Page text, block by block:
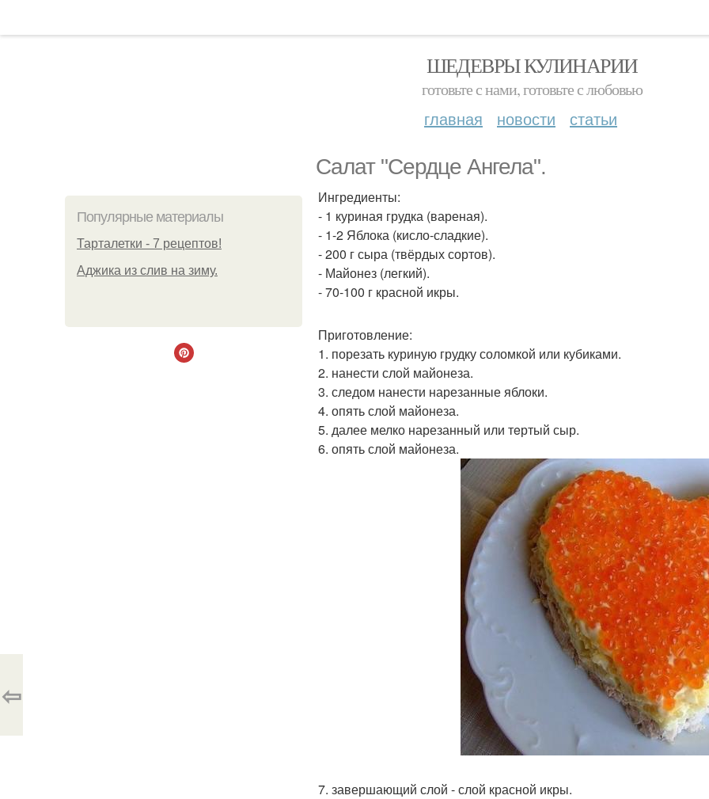
ШЕДЕВРЫ КУЛИНАРИИ
готовьте с нами, готовьте с любовью
главная новости статьи
Салат "Сердце Ангела".
Популярные материалы
Тарталетки - 7 рецептов!
Аджика из слив на зиму.
Ингредиенты:
- 1 куриная грудка (вареная).
- 1-2 Яблока (кисло-сладкие).
- 200 г сыра (твёрдых сортов).
- Майонез (легкий).
- 70-100 г красной икры.
Приготовление:
1. порезать куриную грудку соломкой или кубиками.
2. нанести слой майонеза.
3. следом нанести нарезанные яблоки.
4. опять слой майонеза.
5. далее мелко нарезанный или тeртый сыр.
6. опять слой майонеза.
7. завершающий слой - слой красной икры.
⇦